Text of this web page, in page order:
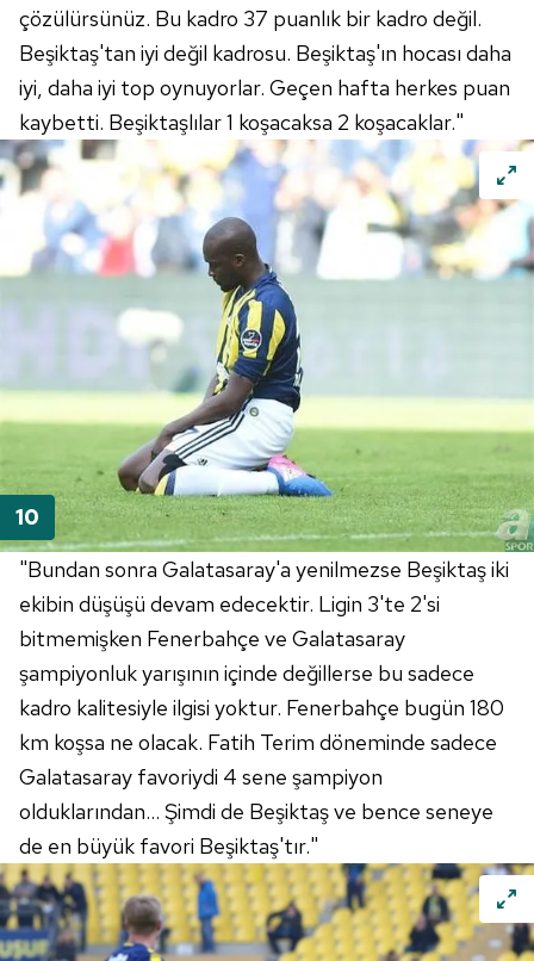
çözülürsünüz. Bu kadro 37 puanlık bir kadro değil.
Beşiktaş'tan iyi değil kadrosu. Beşiktaş'ın hocası daha
iyi, daha iyi top oynuyorlar. Geçen hafta herkes puan
kaybetti. Beşiktaşlılar 1 koşacaksa 2 koşacaklar."
"Bundan sonra Galatasaray'a yenilmezse Beşiktaş iki
ekibin düşüşü devam edecektir. Ligin 3'te 2'si
bitmemişken Fenerbahçe ve Galatasaray
şampiyonluk yarışının içinde değillerse bu sadece
kadro kalitesiyle ilgisi yoktur. Fenerbahçe bugün 180
km koşsa ne olacak. Fatih Terim döneminde sadece
Galatasaray favoriydi 4 sene şampiyon
olduklarından... Şimdi de Beşiktaş ve bence seneye
de en büyük favori Beşiktaş'tır."